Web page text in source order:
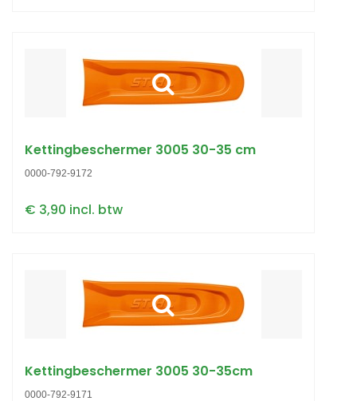
Kettingbeschermer 3005 30-35 cm
0000-792-9172
€ 3,90 incl. btw
Kettingbeschermer 3005 30-35cm
0000-792-9171